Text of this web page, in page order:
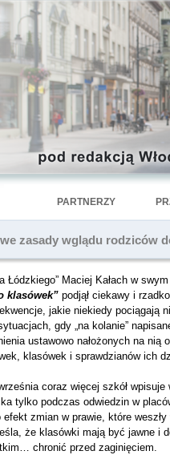
PARTNERZY
zasady wglądu rodziców
Łódzkiego” Maciej Kałach w
klasówek” podjął ciekawy i
jakie niekiedy pociągają
gdy „na kolanie”
ustawowo nałożonych na nią
klasówek i sprawdzianów ich
coraz więcej szkół
tylko podczas odwiedzin w
efekt zmian w prawie, które
że klasówki mają być jawne i
chronić przed zaginięciem.